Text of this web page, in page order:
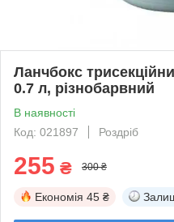
Ланчбокс
0.7 л, різнобарвний
В наявності
Код: 021897
Роздріб
255 ₴ 300 ₴
Економія 45 ₴